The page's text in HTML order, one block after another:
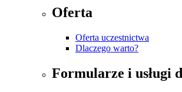
Oferta
Oferta uczestnictwa
Dlaczego warto?
Formularze i usługi